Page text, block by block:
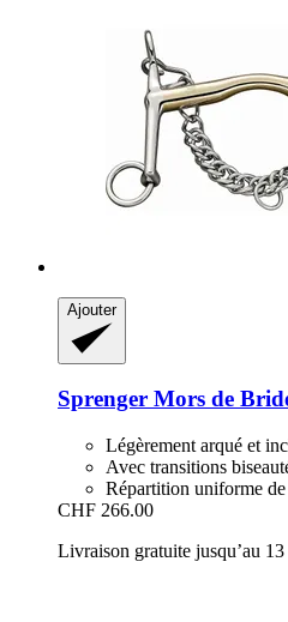
Ajouter
Sprenger Mors de
Légèrement arqué et
Avec transitions
Répartition uniforme de
CHF 266.00
Livraison gratuite jusqu’au 13